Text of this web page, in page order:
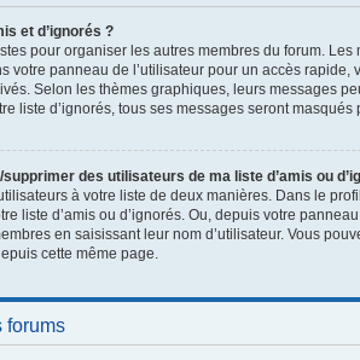
et d’ignorés ?
pour organiser les autres membres du forum. Les
votre panneau de l’utilisateur pour un accès
Selon les thèmes graphiques, leurs messages
liste d’ignorés, tous ses messages seront masqués
des utilisateurs de ma liste d’amis ou
à votre liste de deux manières. Dans le
liste d’amis ou d’ignorés. Ou, depuis votre
en saisissant leur nom d’utilisateur. Vous
cette même page.
forums